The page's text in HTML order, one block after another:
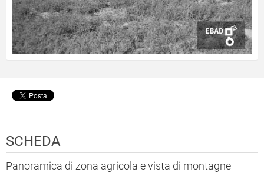
SCHEDA
Panoramica di zona agricola e vista di montagne